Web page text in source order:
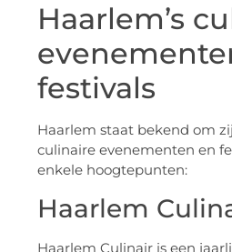
Haarlem’s
festivals
Haarlem staat bekend om
culinaire evenementen en
enkele hoogtepunten:
Haarlem
Haarlem Culinair is een